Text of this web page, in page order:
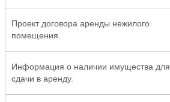
Проект договора аренды нежилого
помещения.
Информация о наличии имущества для
сдачи в аренду.